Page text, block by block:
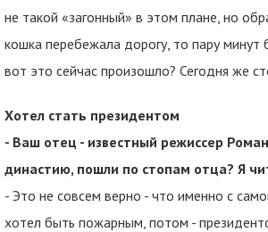
не такой «загонный» в этом плане, но
кошка перебежала дорогу, то пару
вот это сейчас произошло? Сегодня же
Хотел стать президентом
- Ваш отец - известный режиссер
династию, пошли по стопам отца? Я
- Это не совсем верно - что именно с
хотел быть пожарным, потом -